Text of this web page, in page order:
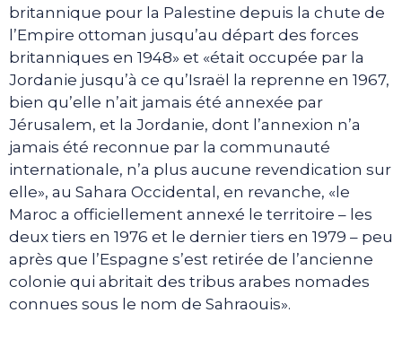
britannique pour la Palestine depuis la chute de
l’Empire ottoman jusqu’au départ des forces
britanniques en 1948» et «était occupée par la
Jordanie jusqu’à ce qu’Israël la reprenne en 1967,
bien qu’elle n’ait jamais été annexée par
Jérusalem, et la Jordanie, dont l’annexion n’a
jamais été reconnue par la communauté
internationale, n’a plus aucune revendication sur
elle», au Sahara Occidental, en revanche, «le
Maroc a officiellement annexé le territoire – les
deux tiers en 1976 et le dernier tiers en 1979 – peu
après que l’Espagne s’est retirée de l’ancienne
colonie qui abritait des tribus arabes nomades
connues sous le nom de Sahraouis».